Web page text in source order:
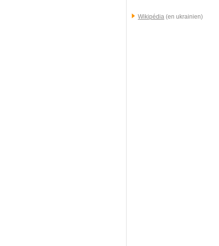
Wikipédia (en ukrainien)